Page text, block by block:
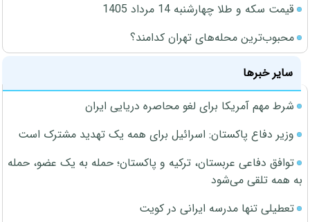
قیمت سکه و طلا چهارشنبه 14 مرداد 1405
محبوب‌ترین محله‌های تهران کدامند؟
سایر خبرها
شرط مهم آمریکا برای لغو محاصره دریایی ایران
وزیر دفاع پاکستان: اسرائیل برای همه یک تهدید مشترک است
توافق دفاعی عربستان، ترکیه و پاکستان؛ حمله به یک عضو، حمله
به همه تلقی می‌شود
تعطیلی تنها مدرسه ایرانی در کویت